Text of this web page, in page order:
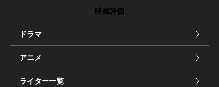
映画評価
ドラマ
アニメ
ライター一覧